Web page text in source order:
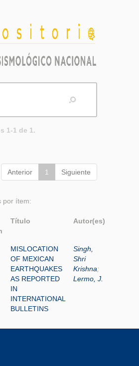
1-1 de 1.
Anterior 1 Siguiente
por ítem:
Título Autor(es)
MISLOCATION
OF MEXICAN
EARTHQUAKES
AS REPORTED
IN
INTERNATIONAL
BULLETINS
Singh,
Shri
Krishna;
Lermo, J.